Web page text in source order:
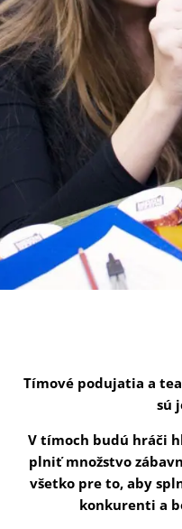
Tímové podujatia a
sú
V tímoch budú hráči
plniť množstvo
všetko pre to, aby
konkurenti a